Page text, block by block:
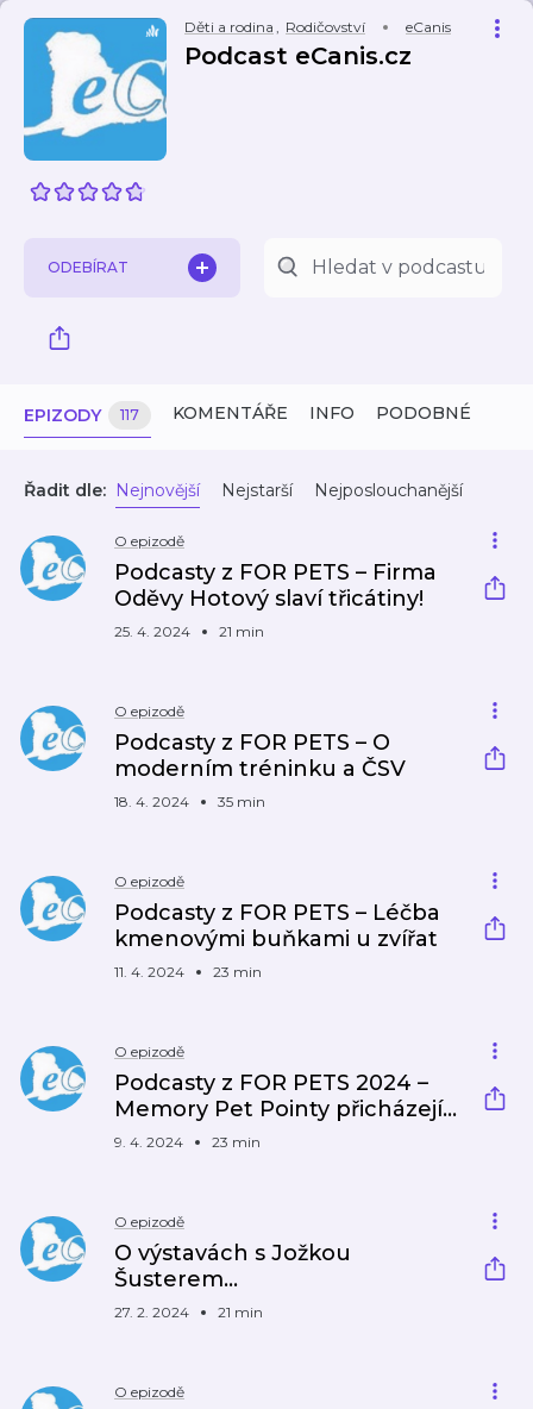
Děti a rodina , Rodičovství eCanis
Podcast eCanis.cz
ODEBÍRAT
EPIZODY 117 KOMENTÁŘE INFO PODOBNÉ
Řadit dle: Nejnovější Nejstarší Nejposlouchanější
O epizodě
Podcasty z FOR PETS – Firma
Oděvy Hotový slaví třicátiny!
25. 4. 2024 21 min
O epizodě
Podcasty z FOR PETS – O
moderním tréninku a ČSV
18. 4. 2024 35 min
O epizodě
Podcasty z FOR PETS – Léčba
kmenovými buňkami u zvířat
11. 4. 2024 23 min
O epizodě
Podcasty z FOR PETS 2024 –
Memory Pet Pointy přicházejí…
9. 4. 2024 23 min
O epizodě
O výstavách s Jožkou
Šusterem…
27. 2. 2024 21 min
O epizodě